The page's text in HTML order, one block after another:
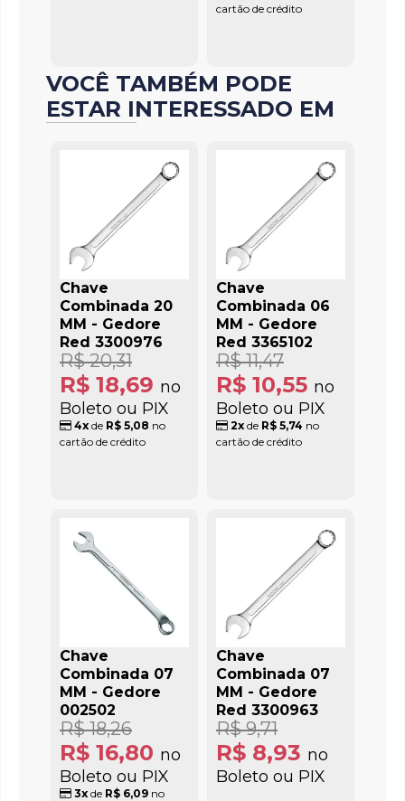
cartão de crédito
VOCÊ TAMBÉM PODE
ESTAR INTERESSADO EM
Chave
Combinada 20
MM - Gedore
Red 3300976
R$ 18,69 no
Boleto ou PIX
R$ 20,31
4x de R$ 5,08 no
cartão de crédito
Chave
Combinada 06
MM - Gedore
Red 3365102
R$ 10,55 no
Boleto ou PIX
R$ 11,47
2xde R$ 5,74 no
cartão de crédito
Chave
Combinada 07
MM - Gedore
002502
R$ 16,80 no
Boleto ou PIX
R$ 18,26
3x de R$ 6,09 no
Chave
Combinada 07
MM - Gedore
Red 3300963
R$ 8,93 no
Boleto ou PIX
R$ 9,71